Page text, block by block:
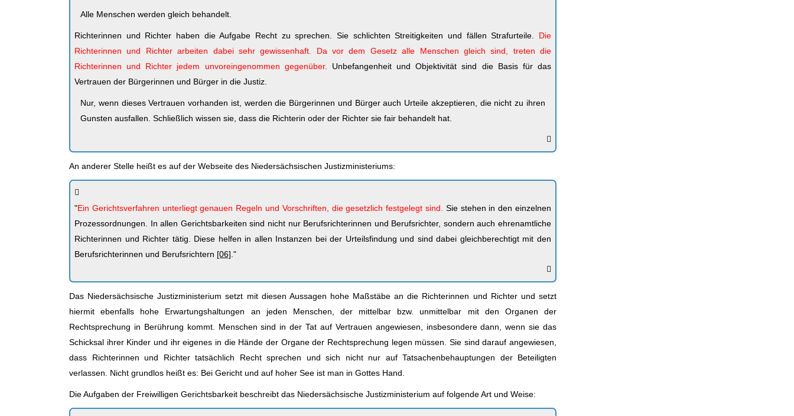
Alle Menschen werden gleich behandelt.
Richterinnen und Richter haben die Aufgabe Recht zu sprechen. Sie schlichten Streitigkeiten und fällen Strafurteile. Die
Richterinnen und Richter arbeiten dabei sehr gewissenhaft.
Da vor dem Gesetz alle Menschen gleich sind, treten die
Richterinnen und Richter jedem unvoreingenommen gegenüber.
Unbefangenheit und Objektivität sind die Basis für das
Vertrauen der Bürgerinnen und Bürger in die Justiz.
Nur, wenn dieses Vertrauen vorhanden ist, werden die Bürgerinnen und Bürger auch Urteile akzeptieren, die nicht zu ihren
Gunsten ausfallen. Schließlich wissen sie, dass die Richterin oder der Richter sie fair behandelt hat.
An anderer Stelle heißt es auf der Webseite des Niedersächsischen Justizministeriums:
"Ein Gerichtsverfahren unterliegt genauen Regeln und Vorschriften, die gesetzlich festgelegt sind.
Sie stehen in den einzelnen
Prozessordnungen. In allen Gerichtsbarkeiten sind nicht nur Berufsrichterinnen und Berufsrichter, sondern auch ehrenamtliche
Richterinnen und Richter tätig. Diese helfen in allen Instanzen bei der Urteilsfindung und sind dabei gleichberechtigt mit den
Berufsrichterinnen und Berufsrichtern [06] ."
Das Niedersächsische Justizministerium setzt mit diesen Aussagen hohe Maßstäbe an die Richterinnen und Richter und setzt
hiermit ebenfalls hohe Erwartungshaltungen an jeden Menschen, der mittelbar bzw. unmittelbar mit den Organen der
Rechtsprechung in Berührung kommt. Menschen sind in der Tat auf Vertrauen angewiesen, insbesondere dann, wenn sie das
Schicksal ihrer Kinder und ihr eigenes in die Hände der Organe der Rechtsprechung legen müssen. Sie sind darauf angewiesen,
dass Richterinnen und Richter tatsächlich Recht sprechen und sich nicht nur auf Tatsachenbehauptungen der Beteiligten
verlassen. Nicht grundlos heißt es: Bei Gericht und auf hoher See ist man in Gottes Hand.
Die Aufgaben der Freiwilligen Gerichtsbarkeit beschreibt das Niedersächsische Justizministerium auf folgende Art und Weise: